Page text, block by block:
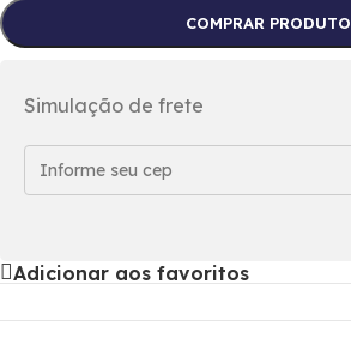
COMPRAR PRODUTO
Simulação de frete
Adicionar aos favoritos